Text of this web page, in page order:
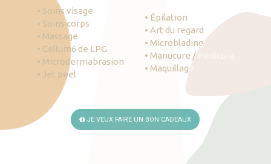
• Soins visage
• Soins corps
• Massage
• Cellum6 de LPG
• Microdermabrasion
• Jet peel
• Épilation
• Art du regard
• Microblading
• Manucure / Pédicure
• Maquillage
JE VEUX FAIRE UN BON CADEAUX